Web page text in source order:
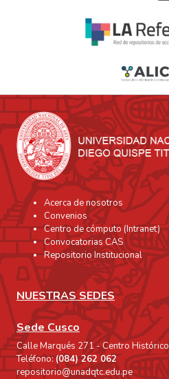
Acerca de nosotros
Convenios
Centro de cómputo (Intranet)
Convocatorias CAS
Repositorio Institucional
NUESTRAS SEDES
Sede Cusco
Calle Marqués 271 - Centro Histórico
Teléfono:(084) 262 062
repositorio@unadqtc.edu.pe